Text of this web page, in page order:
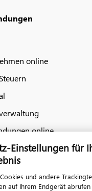
online
online
Einstellungen für
und andere
auf Ihrem Endgerät